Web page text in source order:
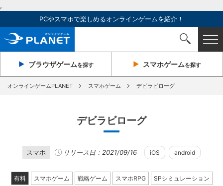
,
PCやスマホで楽しめるオンラインゲームを紹介！
ブラウザゲームを探す スマホゲームを探す
オンラインゲームPLANET スマホゲーム デビラビローグ
デビラビローグ
スマホ リリース日：2021/09/16 iOS android
有料 スマホゲーム 戦略ゲーム スマホRPG SPシミュレーション